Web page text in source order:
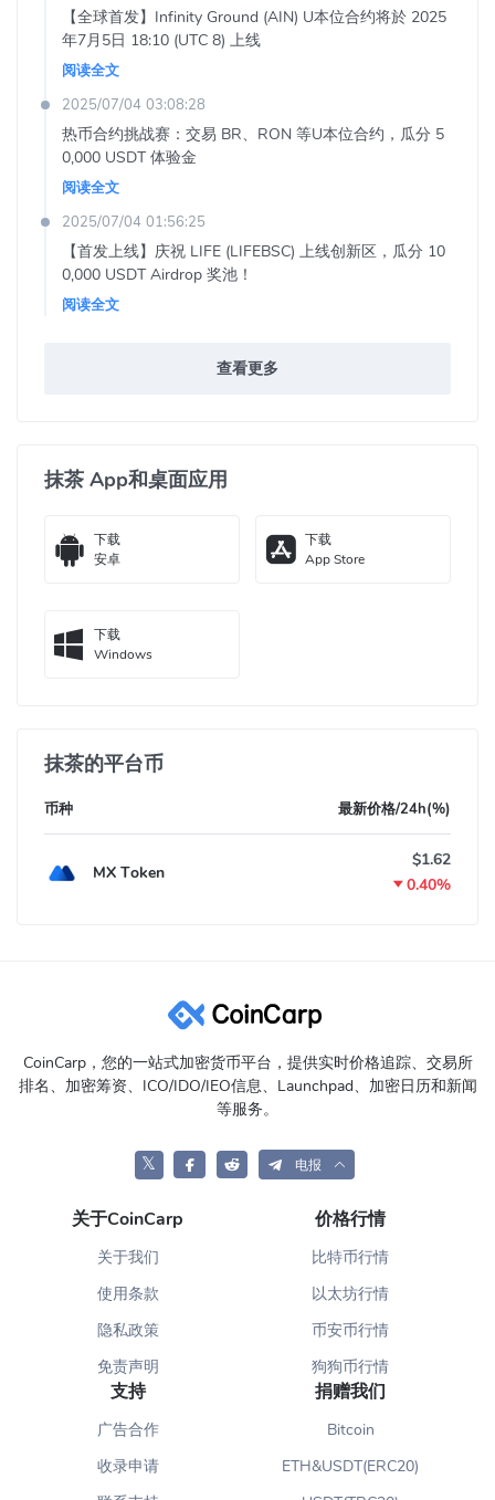
【全球首发】Infinity Ground (AIN) U本位合约将於 2025
年7月5日 18:10 (UTC 8) 上线
阅读全文
2025/07/04 03:08:28
热币合约挑战赛：交易 BR、RON 等U本位合约，瓜分 5
0,000 USDT 体验金
阅读全文
2025/07/04 01:56:25
【首发上线】庆祝 LIFE (LIFEBSC) 上线创新区，瓜分 10
0,000 USDT Airdrop 奖池！
阅读全文
查看更多
抹茶 App和桌面应用
下载
安卓
下载
App Store
下载
Windows
抹茶的平台币
币种 最新价格/24h(%)
MX Token
$1.62
0.40%
CoinCarp，您的一站式加密货币平台，提供实时价格追踪、交易所
排名、加密筹资、ICO/IDO/IEO信息、Launchpad、加密日历和新闻
等服务。
𝕏 电报
关于CoinCarp
关于我们
使用条款
隐私政策
免责声明
价格行情
比特币行情
以太坊行情
币安币行情
狗狗币行情
支持
广告合作
收录申请
捐赠我们
Bitcoin
ETH&USDT(ERC20)